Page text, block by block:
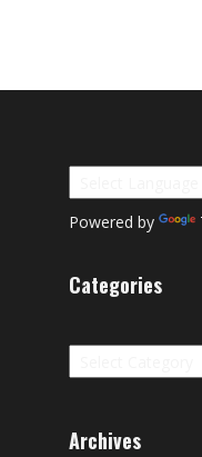
Powered by
Categories
Categories
Archives